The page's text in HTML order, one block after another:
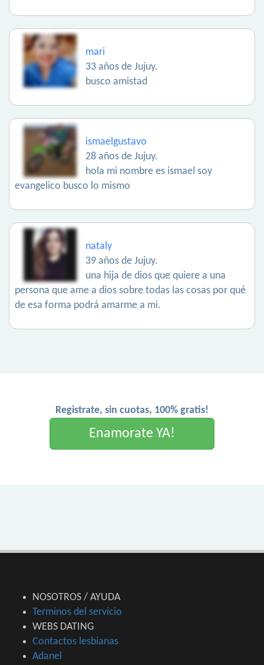
mari
33 años de Jujuy.
busco amistad
ismaelgustavo
28 años de Jujuy.
hola mi nombre es ismael soy
evangelico busco lo mismo
nataly
39 años de Jujuy.
una hija de dios que quiere a una
persona que ame a dios sobre todas las cosas por qué
de esa forma podrá amarme a mi.
Registrate, sin cuotas, 100% gratis!
Enamorate YA!
NOSOTROS / AYUDA
Terminos del servicio
WEBS DATING
Contactos lesbianas
Adanel